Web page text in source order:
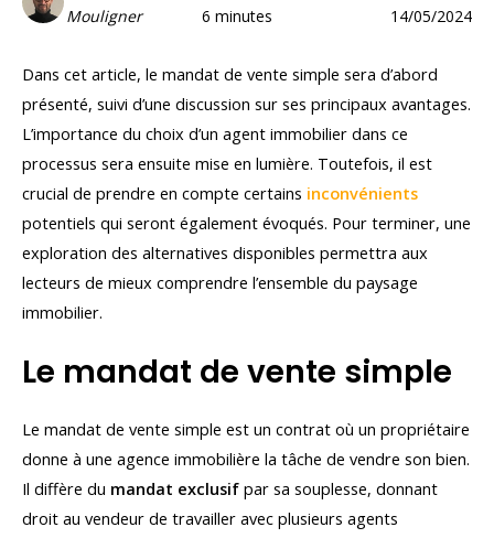
Mouligner
6 minutes
14/05/2024
Dans cet article, le mandat de vente simple sera d’abord
présenté, suivi d’une discussion sur ses principaux avantages.
L’importance du choix d’un agent immobilier dans ce
processus sera ensuite mise en lumière. Toutefois, il est
crucial de prendre en compte certains inconvénients
potentiels qui seront également évoqués. Pour terminer, une
exploration des alternatives disponibles permettra aux
lecteurs de mieux comprendre l’ensemble du paysage
immobilier.
Le mandat de vente simple
Le mandat de vente simple est un contrat où un propriétaire
donne à une agence immobilière la tâche de vendre son bien.
Il diffère du mandat exclusif par sa souplesse, donnant
droit au vendeur de travailler avec plusieurs agents